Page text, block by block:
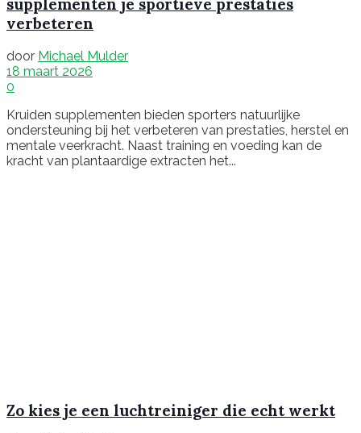
supplementen je sportieve prestaties
verbeteren
door Michael Mulder
18 maart 2026
0
Kruiden supplementen bieden sporters natuurlijke
ondersteuning bij het verbeteren van prestaties, herstel en
mentale veerkracht. Naast training en voeding kan de
kracht van plantaardige extracten het...
Zo kies je een luchtreiniger die echt werkt